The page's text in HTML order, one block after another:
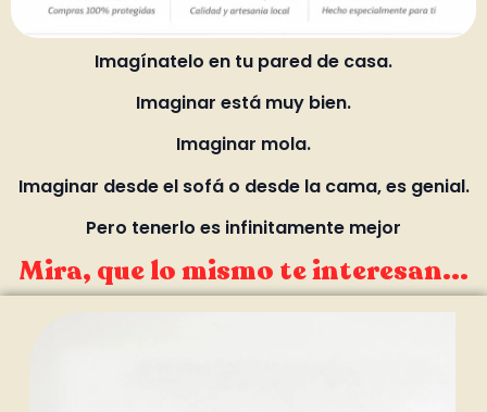
Imagínatelo en tu pared de casa.
Imaginar está muy bien.
Imaginar mola.
Imaginar desde el sofá o desde la cama, es genial.
Pero tenerlo es infinitamente mejor
Mira, que lo mismo te interesan...